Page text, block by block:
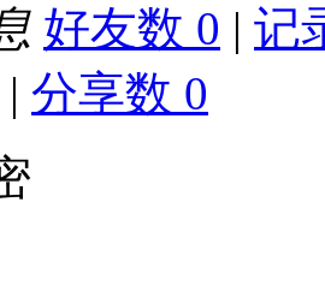
好友数 0 | 记
| 分享数 0